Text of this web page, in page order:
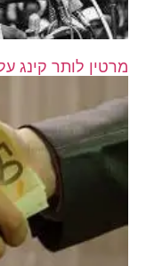
מרטין לותר קינג